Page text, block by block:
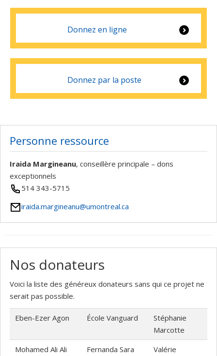
Donnez en ligne
Donnez par la poste
Personne ressource
Iraida Margineanu, conseillère principale – dons
exceptionnels
514 343-5715
iraida.margineanu@umontreal.ca
Nos donateurs
Voici la liste des généreux donateurs sans qui ce projet ne
serait pas possible.
Eben-Ezer Agon École Vanguard
Stéphanie
Marcotte
Mohamed Ali Ali
Fernanda Sara
Valérie